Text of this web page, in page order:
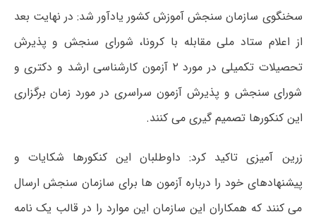
سخنگوی سازمان سنجش آموزش کشور یادآور شد: در نهایت بعد
از اعلام ستاد ملی مقابله با کرونا، شورای سنجش و پذیرش
تحصیلات تکمیلی در مورد ۲ آزمون کارشناسی ارشد و دکتری و
شورای سنجش و پذیرش آزمون سراسری در مورد زمان برگزاری
این کنکورها تصمیم گیری می کنند.
زرین آمیزی تاکید کرد: داوطلبان این کنکورها شکایات و
پیشنهادهای خود را درباره آزمون ها برای سازمان سنجش ارسال
می کنند که همکاران این سازمان این موارد را در قالب یک نامه